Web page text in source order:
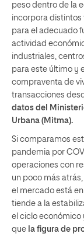
peso dentro de la
incorpora distintos
para el adecuado
actividad
industriales,
para este último y
compraventa de
transacciones
datos del
Urbana (Mitma).
Si comparamos
pandemia por
operaciones con
un poco más atrás,
el mercado está
tiende a la
el ciclo económico
que la figura de